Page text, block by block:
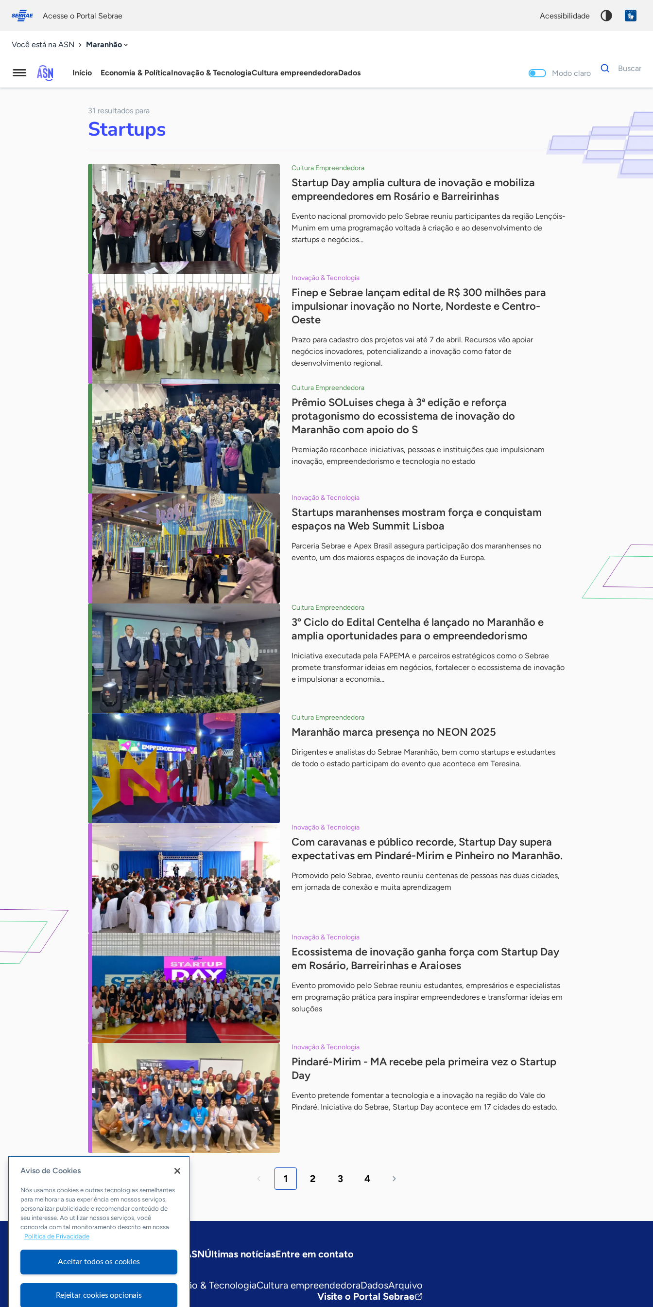
conosco
Acesse o Portal Sebrae acessibilidade
Você está na ASN Maranhão
Agência
Notícias
Início Economia & PolíticaInovação & TecnologiaCultura empreendedoraDados Modo claro
Dados
para
Buscar
31 resultados para
Startups
Cultura Empreendedora
Startup Day amplia cultura de inovação e mobiliza
empreendedores em Rosário e Barreirinhas
Evento nacional promovido pelo Sebrae reuniu participantes da região Lençóis-
Munim em uma programação voltada à criação e ao desenvolvimento de
startups e negócios...
Inovação & Tecnologia
Finep e Sebrae lançam edital de R$ 300 milhões para
impulsionar inovação no Norte, Nordeste e Centro-
Oeste
Prazo para cadastro dos projetos vai até 7 de abril. Recursos vão apoiar
negócios inovadores, potencializando a inovação como fator de
desenvolvimento regional.
Cultura Empreendedora
Prêmio SOLuises chega à 3ª edição e reforça
protagonismo do ecossistema de inovação do
Maranhão com apoio do S
Premiação reconhece iniciativas, pessoas e instituições que impulsionam
inovação, empreendedorismo e tecnologia no estado
Inovação & Tecnologia
Startups maranhenses mostram força e conquistam
espaços na Web Summit Lisboa
Parceria Sebrae e Apex Brasil assegura participação dos maranhenses no
evento, um dos maiores espaços de inovação da Europa.
Cultura Empreendedora
3º Ciclo do Edital Centelha é lançado no Maranhão e
amplia oportunidades para o empreendedorismo
Iniciativa executada pela FAPEMA e parceiros estratégicos como o Sebrae
promete transformar ideias em negócios, fortalecer o ecossistema de inovação
e impulsionar a economia...
Cultura Empreendedora
Maranhão marca presença no NEON 2025
Dirigentes e analistas do Sebrae Maranhão, bem como startups e estudantes
de todo o estado participam do evento que acontece em Teresina.
Inovação & Tecnologia
Com caravanas e público recorde, Startup Day supera
expectativas em Pindaré-Mirim e Pinheiro no Maranhão.
Promovido pelo Sebrae, evento reuniu centenas de pessoas nas duas cidades,
em jornada de conexão e muita aprendizagem
Inovação & Tecnologia
Ecossistema de inovação ganha força com Startup Day
em Rosário, Barreirinhas e Araioses
Evento promovido pelo Sebrae reuniu estudantes, empresários e especialistas
em programação prática para inspirar empreendedores e transformar ideias em
soluções
Inovação & Tecnologia
Pindaré-Mirim - MA recebe pela primeira vez o Startup
Day
Evento pretende fomentar a tecnologia e a inovação na região do Vale do
Pindaré. Iniciativa do Sebrae, Startup Day acontece em 17 cidades do estado.
1 2 3 4
Sobre a ASNÚltimas notíciasEntre em contato
Editorias
Economia & PolíticaInovação & TecnologiaCultura empreendedoraDadosArquivo
Visite o Portal Sebrae
Aviso de Cookies
Nós usamos cookies e outras tecnologias semelhantes
para melhorar a sua experiência em nossos serviços,
personalizar publicidade e recomendar conteúdo de
seu interesse. Ao utilizar nossos serviços, você
concorda com tal monitoramento descrito em nossa
Política de Privacidade
Aceitar todos os cookies
Rejeitar cookies opcionais